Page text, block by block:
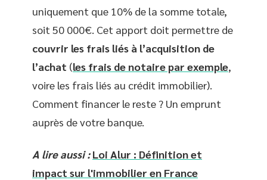
uniquement que 10% de la somme totale,
soit 50 000€. Cet apport doit permettre de
couvrir les frais liés à l’acquisition de
l’achat (les frais de notaire par exemple,
voire les frais liés au crédit immobilier).
Comment financer le reste ? Un emprunt
auprès de votre banque.
A lire aussi : Loi Alur : Définition et
impact sur l'immobilier en France